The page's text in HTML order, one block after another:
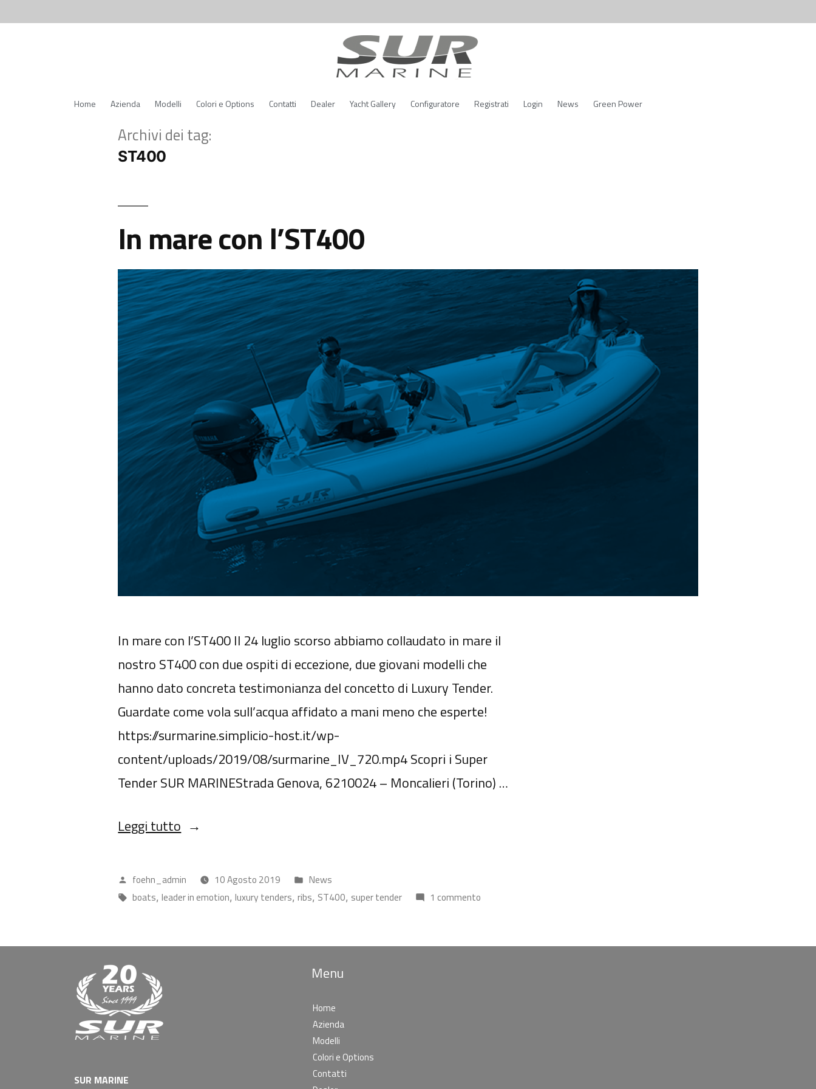
Home Azienda Modelli Colori e Options Contatti Dealer Yacht Gallery Configuratore Registrati Login News Green Power
Archivi dei tag:
ST400
In mare con l’ST400
In mare con l’ST400 Il 24 luglio scorso abbiamo collaudato in mare il
nostro ST400 con due ospiti di eccezione, due giovani modelli che
hanno dato concreta testimonianza del concetto di Luxury Tender.
Guardate come vola sull’acqua affidato a mani meno che esperte!
https://surmarine.simplicio-host.it/wp-
content/uploads/2019/08/surmarine_IV_720.mp4 Scopri i Super
Tender SUR MARINEStrada Genova, 6210024 – Moncalieri (Torino) …
Leggi tutto
foehn_admin 10 Agosto 2019
News
boats,leader in emotion,luxury tenders,ribs, ST400, super tender 1 commento
SUR MARINE
Menu
Home
Azienda
Modelli
Colori e Options
Contatti